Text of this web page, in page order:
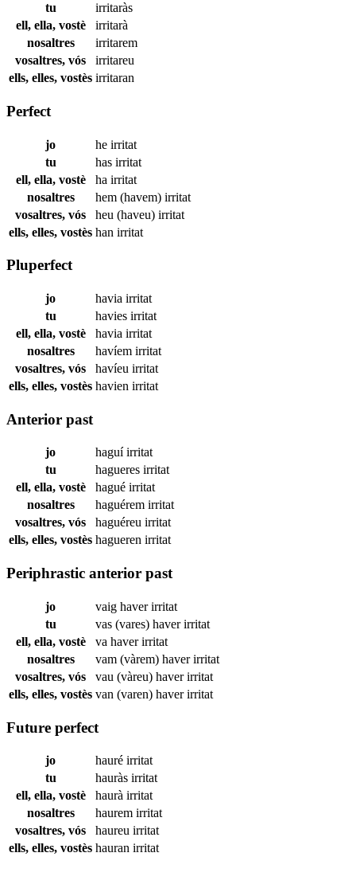
tu
irritaràs
ell, ella, vostè
irritarà
nosaltres
irritarem
vosaltres, vós
irritareu
ells, elles, vostès irritaran
Perfect
jo he irritat
tu
has irritat
ell, ella, vostè
ha irritat
nosaltres
hem (havem) irritat
vosaltres, vós
heu (haveu) irritat
ells, elles, vostès han irritat
Pluperfect
jo havia irritat
tu
havies irritat
ell, ella, vostè
havia irritat
nosaltres
havíem irritat
vosaltres, vós
havíeu irritat
ells, elles, vostès havien irritat
Anterior past
jo haguíirritat
tu
hagueres irritat
ell, ella, vostè
hagué irritat
nosaltres
haguérem irritat
vosaltres, vós
haguéreu irritat
ells, elles, vostès hagueren irritat
Periphrastic anterior past
jo vaig haverirritat
tu
vas (vares) haverirritat
ell, ella, vostè
va haverirritat
nosaltres
vam (vàrem) haverirritat
vosaltres, vós
vau (vàreu) haverirritat
ells, elles, vostès van (varen) haverirritat
Future perfect
jo hauré irritat
tu
hauràs irritat
ell, ella, vostè
haurà irritat
nosaltres
haurem irritat
vosaltres, vós
haureu irritat
ells, elles, vostès hauran irritat